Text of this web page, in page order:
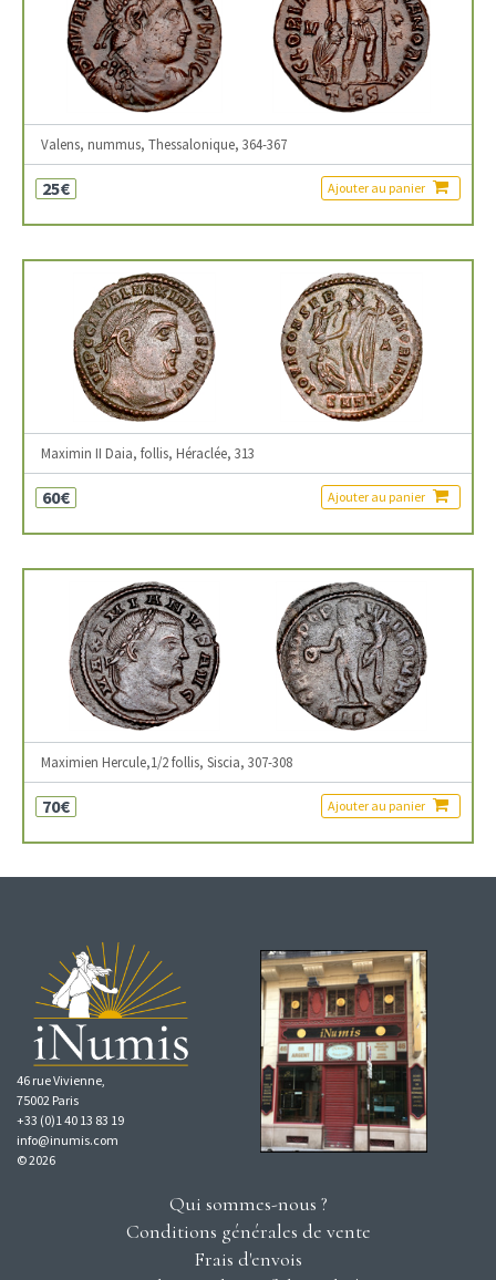
Valens, nummus, Thessalonique, 364-367
25€ Ajouter au panier
Maximin II Daia, follis, Héraclée, 313
60€ Ajouter au panier
Maximien Hercule,1/2 follis, Siscia, 307-308
70€ Ajouter au panier
46 rue Vivienne,
75002 Paris
+33 (0)1 40 13 83 19
info@inumis.com
© 2026
Qui sommes-nous ?
Conditions générales de vente
Frais d'envois